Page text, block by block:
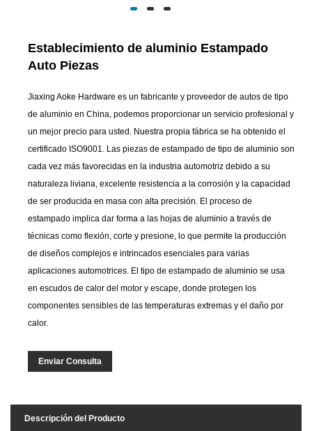
Establecimiento de aluminio Estampado
Auto Piezas
Jiaxing Aoke Hardware es un fabricante y proveedor de autos de tipo
de aluminio en China, podemos proporcionar un servicio profesional y
un mejor precio para usted. Nuestra propia fábrica se ha obtenido el
certificado ISO9001. Las piezas de estampado de tipo de aluminio son
cada vez más favorecidas en la industria automotriz debido a su
naturaleza liviana, excelente resistencia a la corrosión y la capacidad
de ser producida en masa con alta precisión. El proceso de
estampado implica dar forma a las hojas de aluminio a través de
técnicas como flexión, corte y presione, lo que permite la producción
de diseños complejos e intrincados esenciales para varias
aplicaciones automotrices. El tipo de estampado de aluminio se usa
en escudos de calor del motor y escape, donde protegen los
componentes sensibles de las temperaturas extremas y el daño por
calor.
Enviar Consulta
Descripción del Producto